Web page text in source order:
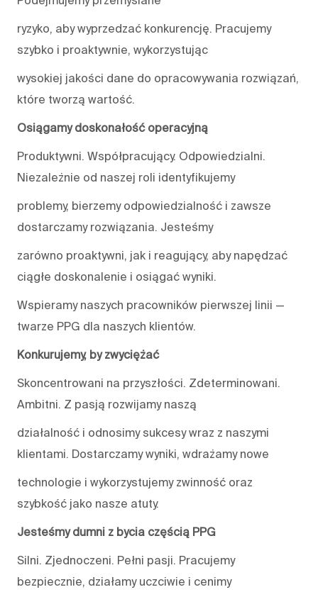
ryzyko, aby wyprzedzać konkurencję. Pracujemy
szybko i proaktywnie, wykorzystując
wysokiej jakości dane do opracowywania rozwiązań,
które tworzą wartość.
Osiągamy doskonałość operacyjną
Produktywni. Współpracujący. Odpowiedzialni.
Niezależnie od naszej roli identyfikujemy
problemy, bierzemy odpowiedzialność i zawsze
dostarczamy rozwiązania. Jesteśmy
zarówno proaktywni, jak i reagujący, aby napędzać
ciągłe doskonalenie i osiągać wyniki.
Wspieramy naszych pracowników pierwszej linii —
twarze PPG dla naszych klientów.
Konkurujemy, by zwyciężać
Skoncentrowani na przyszłości. Zdeterminowani.
Ambitni. Z pasją rozwijamy naszą
działalność i odnosimy sukcesy wraz z naszymi
klientami. Dostarczamy wyniki, wdrażamy nowe
technologie i wykorzystujemy zwinność oraz
szybkość jako nasze atuty.
Jesteśmy dumni z bycia częścią PPG
Silni. Zjednoczeni. Pełni pasji. Pracujemy
bezpiecznie, działamy uczciwie i cenimy